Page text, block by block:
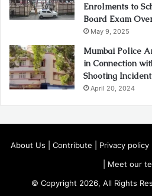
Enrolments to
Board Exam
May 9, 2025
Mumbai Police
in Connection
Shooting Incident
April 20, 2024
About Us Contribute Privacy policy|
Meet our
© Copyright 2026, All Rights